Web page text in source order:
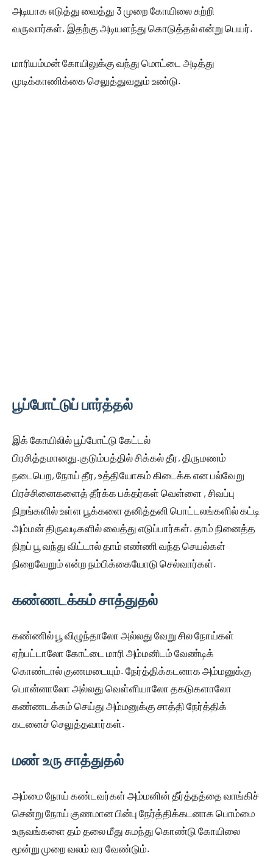
அடியாக எடுத்து வைத்து 3 முறை கோயிலை சுற்றி
வருவார்கள். இதற்கு அடியளந்து கொடுத்தல் என்று பெயர்.
மாரியம்மன் கோயிலுக்கு வந்து மொட்டை அடித்து
முடிக்காணிக்கை செலுத்துவதும் உண்டு.
பூப்போட்டுப் பார்த்தல்
இக் கோயிலில் பூப்போட்டு கேட்டல்
பிரசித்தமானது.குடும்பத்தில் சிக்கல் தீர, திருமணம்
நடைபெற, நோய் தீர, உத்தியோகம் கிடைக்க என பல்வேறு
பிரச்சினைகளைத் தீர்க்க பக்தர்கள் வெள்ளை , சிவப்பு
நிறங்களில் உள்ள பூக்களை தனித்தனி பொட்டலங்களில் கட்டி
அம்மன் திருவடிகளில் வைத்து எடுப்பார்கள். தாம் நினைத்த
நிறப் பூ வந்து விட்டால் தாம் எண்ணி வந்த செயல்கள்
நிறைவேறும் என்ற நம்பிக்கையோடு செல்வார்கள்.
கண்ணடக்கம் சாத்துதல்
கண்ணில் பூ விழுந்தாலோ அல்லது வேறு சில நோய்கள்
ஏற்பட்டாலோ கோட்டை மாரி அம்மனிடம் வேண்டிக்
கொண்டால் குணமடையும். நேர்த்திக்கடனாக அம்மனுக்கு
பொன்னாலோ அல்லது வெள்ளியாலோ தகடுகளாலோ
கண்ணடக்கம் செய்து அம்மனுக்கு சாத்தி நேர்த்திக்
கடனைச் செலுத்தவார்கள்.
மண் உரு சாத்துதல்
அம்மை நோய் கண்டவர்கள் அம்மனின் தீர்த்தத்தை வாங்கிச்
சென்று நோய் குணமான பின்பு நேர்த்திக்கடனாக பொம்மை
உருவங்களை தம் தலை மீது சுமந்து கொண்டு கோயிலை
மூன்று முறை வலம் வர வேண்டும்.